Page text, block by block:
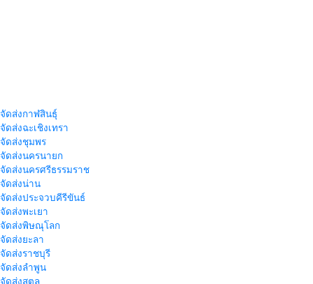
ดส่งกาฬสินธุ์
ดส่งฉะเชิงเทรา
ดส่งชุมพร
ดส่งนครนายก
ดส่งนครศรีธรรมราช
ดส่งน่าน
ดส่งประจวบคีรีขันธ์
ดส่งพะเยา
ดส่งพิษณุโลก
ดส่งยะลา
ดส่งราชบุรี
ดส่งลำพูน
ดส่งสตูล